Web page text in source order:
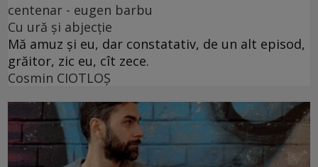
centenar - eugen barbu
Cu ură și abjecție
Mă amuz și eu, dar constatativ, de un alt episod,
grăitor, zic eu, cît zece.
Cosmin CIOTLOŞ